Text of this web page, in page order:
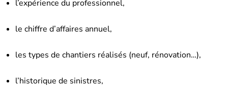
l’expérience du professionnel,
le chiffre d’affaires annuel,
les types de chantiers réalisés (neuf, rénovation…),
l’historique de sinistres,